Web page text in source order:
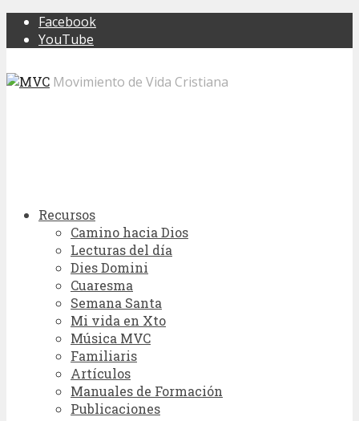
Facebook
YouTube
Movimiento de Vida Cristiana
Recursos
Camino hacia Dios
Lecturas del día
Dies Domini
Cuaresma
Semana Santa
Mi vida en Xto
Música MVC
Familiaris
Artículos
Manuales de Formación
Publicaciones